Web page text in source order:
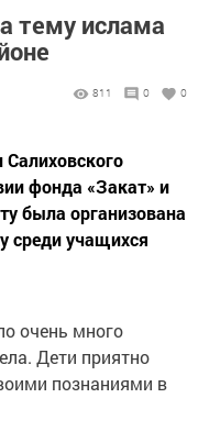
тему ислама
811 0 0
фонда «Закат» и
была организована
среди учащихся
очень много
Дети приятно
познаниями в